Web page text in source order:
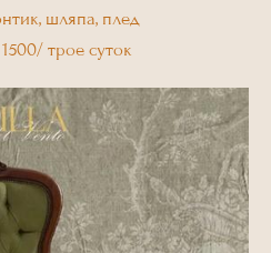
шляпа, плед
трое суток